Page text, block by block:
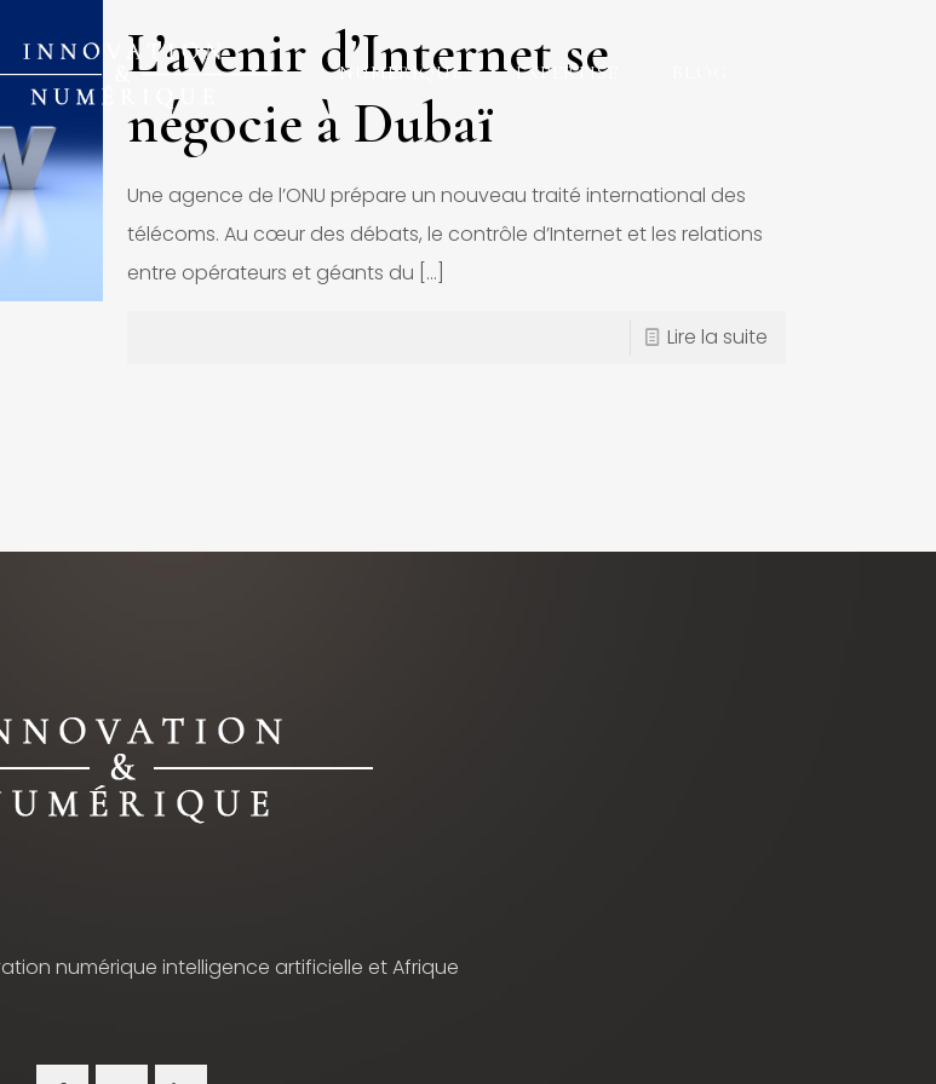
NUMERIQUE EXPERTISE
L’avenir d’Internet se
négocie à Dubaï
Une agence de l’ONU prépare un nouveau traité international des
télécoms. Au cœur des débats, le contrôle d’Internet et les relations
entre opérateurs et géants du […]
Lire la suite
numérique intelligence artificielle et Afrique